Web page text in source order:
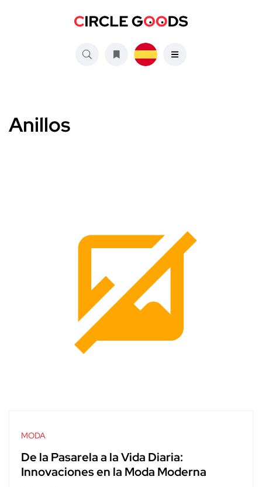
Anillos
MODA
De la Pasarela a la Vida Diaria:
Innovaciones en la Moda Moderna